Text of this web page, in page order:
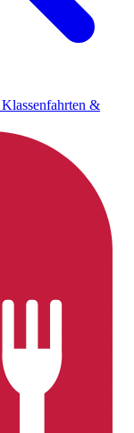
Klassenfahrten &